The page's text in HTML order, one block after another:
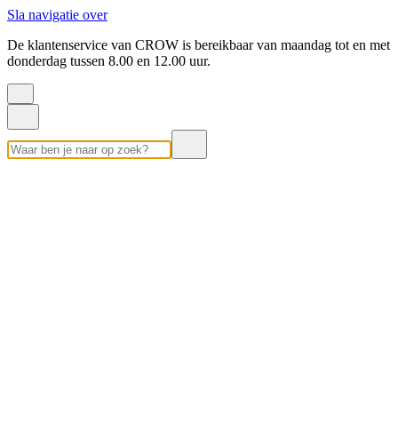
Sla navigatie over
De klantenservice van CROW is bereikbaar van maandag tot en met
donderdag tussen 8.00 en 12.00 uur.